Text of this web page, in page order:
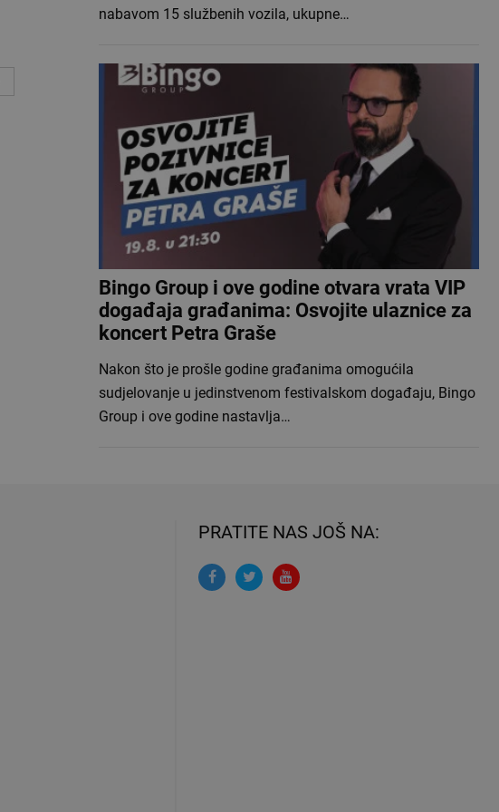
nabavom 15 službenih vozila, ukupne…
Bingo Group i ove godine otvara vrata VIP
događaja građanima: Osvojite ulaznice za
koncert Petra Graše
Nakon što je prošle godine građanima omogućila
sudjelovanje u jedinstvenom festivalskom događaju, Bingo
Group i ove godine nastavlja…
PRATITE NAS JOŠ NA: